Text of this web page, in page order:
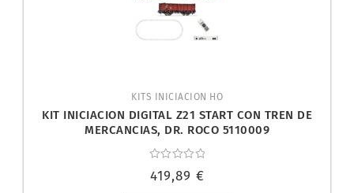
KITS INICIACION HO
KIT INICIACION DIGITAL Z21 START CON TREN DE
MERCANCIAS, DR. ROCO 5110009
con
419,89 €